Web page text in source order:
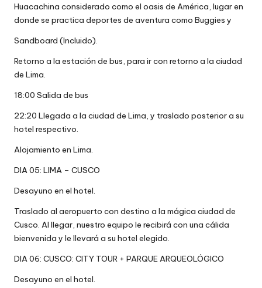
Huacachina considerado como el oasis de América, lugar en
donde se practica deportes de aventura como Buggies y
Sandboard (Incluido).
Retorno a la estación de bus, para ir con retorno a la ciudad
de Lima.
18:00 Salida de bus
22:20 Llegada a la ciudad de Lima, y traslado posterior a su
hotel respectivo.
Alojamiento en Lima.
DIA 05: LIMA – CUSCO
Desayuno en el hotel.
Traslado al aeropuerto con destino a la mágica ciudad de
Cusco. Al llegar, nuestro equipo le recibirá con una cálida
bienvenida y le llevará a su hotel elegido.
DIA 06: CUSCO: CITY TOUR + PARQUE ARQUEOLÓGICO
Desayuno en el hotel.